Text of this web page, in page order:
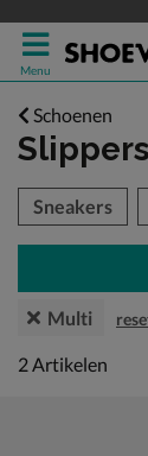
Menu
Schoenen
Slippers
over
Sneakers
Multi
2 artikelen
2Artikelen